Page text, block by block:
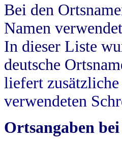
Bei den
Namen
In dieser Liste
deutsche
liefert
verwendeten
Ortsangaben